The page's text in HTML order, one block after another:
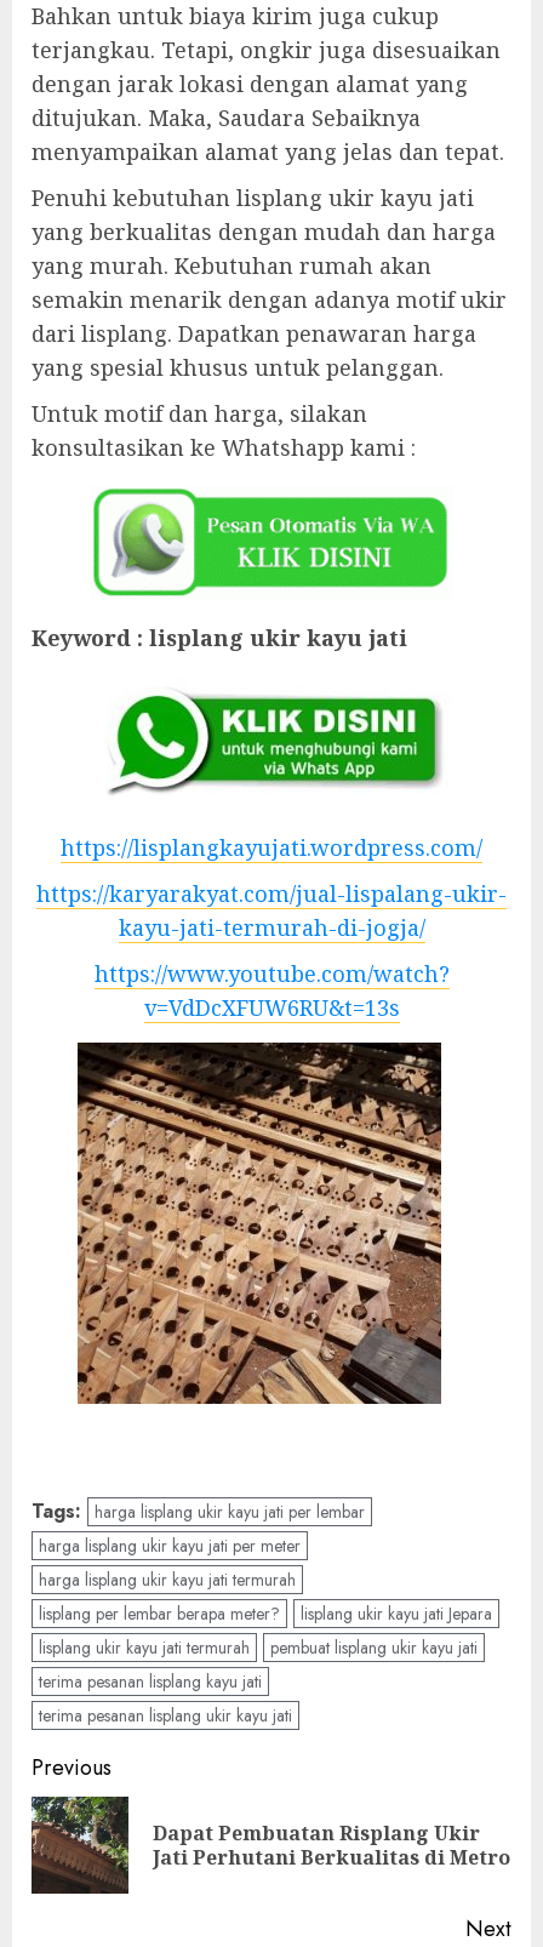
Bahkan untuk biaya kirim juga cukup
terjangkau. Tetapi, ongkir juga disesuaikan
dengan jarak lokasi dengan alamat yang
ditujukan. Maka, Saudara Sebaiknya
menyampaikan alamat yang jelas dan tepat.
Penuhi kebutuhan lisplang ukir kayu jati
yang berkualitas dengan mudah dan harga
yang murah. Kebutuhan rumah akan
semakin menarik dengan adanya motif ukir
dari lisplang. Dapatkan penawaran harga
yang spesial khusus untuk pelanggan.
Untuk motif dan harga, silakan
konsultasikan ke Whatshapp kami :
Keyword : lisplang ukir kayu jati
https://lisplangkayujati.wordpress.com/
https://karyarakyat.com/jual-lispalang-ukir-
kayu-jati-termurah-di-jogja/
https://www.youtube.com/watch?
v=VdDcXFUW6RU&t=13s
Tags: harga lisplang ukir kayu jati per lembar
harga lisplang ukir kayu jati per meter
harga lisplang ukir kayu jati termurah
lisplang per lembar berapa meter?
lisplang ukir kayu jati Jepara
lisplang ukir kayu jati termurah
pembuat lisplang ukir kayu jati
terima pesanan lisplang kayu jati
terima pesanan lisplang ukir kayu jati
Previous
Dapat Pembuatan Risplang Ukir
Jati Perhutani Berkualitas di Metro
Next